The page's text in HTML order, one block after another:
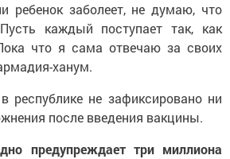
ребенок заболеет, не думаю, что
каждый поступает так, как
что я сама отвечаю за своих
ханум.
республике не зафиксировано ни
после введения вакцины.
предупреждает три миллиона